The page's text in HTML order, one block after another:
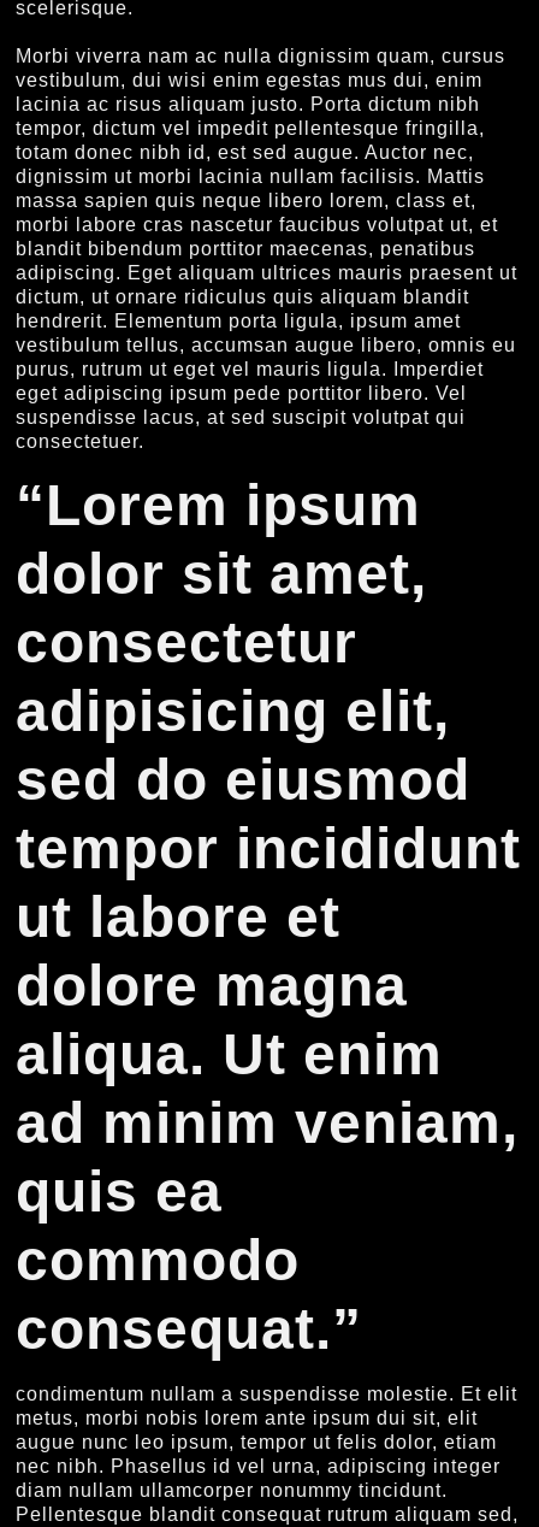
scelerisque.
Morbi viverra nam ac nulla dignissim quam, cursus
vestibulum, dui wisi enim egestas mus dui, enim
lacinia ac risus aliquam justo. Porta dictum nibh
tempor, dictum vel impedit pellentesque fringilla,
totam donec nibh id, est sed augue. Auctor nec,
dignissim ut morbi lacinia nullam facilisis. Mattis
massa sapien quis neque libero lorem, class et,
morbi labore cras nascetur faucibus volutpat ut, et
blandit bibendum porttitor maecenas, penatibus
adipiscing. Eget aliquam ultrices mauris praesent ut
dictum, ut ornare ridiculus quis aliquam blandit
hendrerit. Elementum porta ligula, ipsum amet
vestibulum tellus, accumsan augue libero, omnis eu
purus, rutrum ut eget vel mauris ligula. Imperdiet
eget adipiscing ipsum pede porttitor libero. Vel
suspendisse lacus, at sed suscipit volutpat qui
consectetuer.
“Lorem ipsum
dolor sit amet,
consectetur
adipisicing elit,
sed do eiusmod
tempor incididunt
ut labore et
dolore magna
aliqua. Ut enim
ad minim veniam,
quis ea
commodo
consequat.”
condimentum nullam a suspendisse molestie. Et elit
metus, morbi nobis lorem ante ipsum dui sit, elit
augue nunc leo ipsum, tempor ut felis dolor, etiam
nec nibh. Phasellus id vel urna, adipiscing integer
diam nullam ullamcorper nonummy tincidunt.
Pellentesque blandit consequat rutrum aliquam sed,